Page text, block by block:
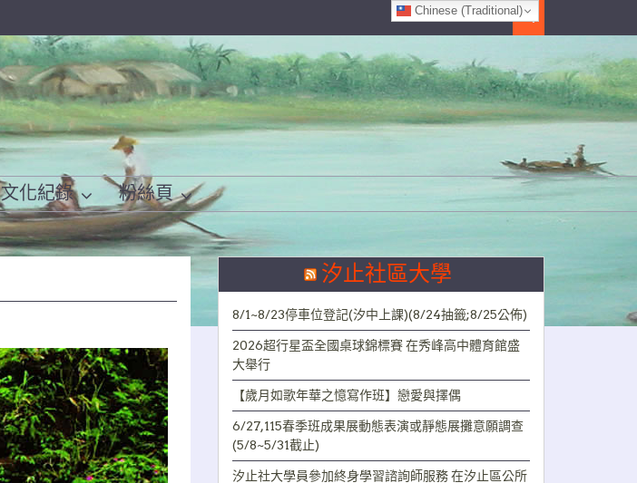
文化紀錄 粉絲頁
汐止社區大學
8/1~8/23停車位登記(汐中上課)(8/24抽籤;8/25公佈)
2026超行星盃全國桌球錦標賽 在秀峰高中體育館盛
大舉行
【歲月如歌年華之憶寫作班】戀愛與擇偶
6/27,115春季班成果展動態表演或靜態展攤意願調查
(5/8~5/31截止)
汐止社大學員參加終身學習諮詢師服務 在汐止區公所
Chinese (Traditional)